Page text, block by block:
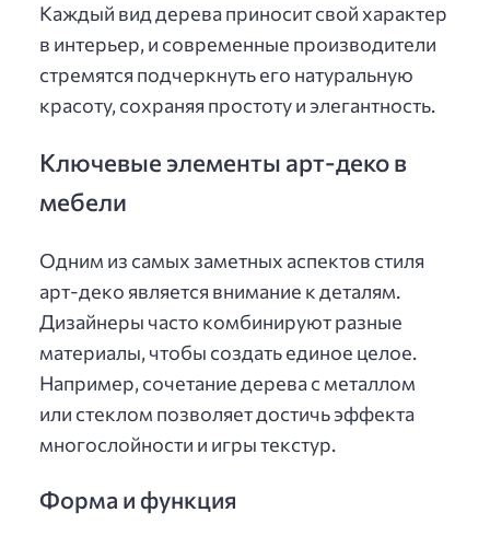
Каждый вид дерева приносит свой характер
в интерьер, и современные производители
стремятся подчеркнуть его натуральную
красоту, сохраняя простоту и элегантность.
Ключевые элементы арт-деко в
мебели
Одним из самых заметных аспектов стиля
арт-деко является внимание к деталям.
Дизайнеры часто комбинируют разные
материалы, чтобы создать единое целое.
Например, сочетание дерева с металлом
или стеклом позволяет достичь эффекта
многослойности и игры текстур.
Форма и функция